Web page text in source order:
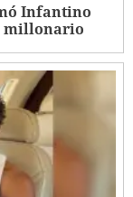
Infantino
millonario